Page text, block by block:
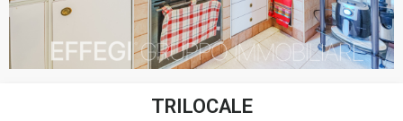
TRILOCALE